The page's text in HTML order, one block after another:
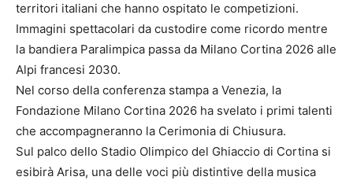
territori italiani che hanno ospitato le competizioni.
Immagini spettacolari da custodire come ricordo mentre
la bandiera Paralimpica passa da Milano Cortina 2026 alle
Alpi francesi 2030.
Nel corso della conferenza stampa a Venezia, la
Fondazione Milano Cortina 2026 ha svelato i primi talenti
che accompagneranno la Cerimonia di Chiusura.
Sul palco dello Stadio Olimpico del Ghiaccio di Cortina si
esibirà Arisa, una delle voci più distintive della musica